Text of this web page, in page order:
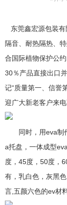
东莞鑫宏源包装有
隔音、耐热隔热、
合国际植物保护公
30％产品直接出口
记“质量第一、信誉
迎广大新老客户来
同时，用eva制作
a托盘，一体成型
度，45度，50度，
有，乳白色，灰黑
言,五颜六色的ev材